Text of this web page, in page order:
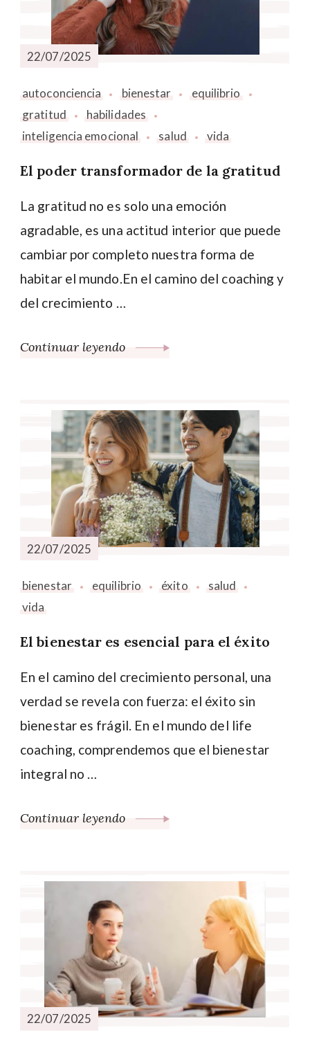
22/07/2025
autoconciencia bienestar
equilibrio
gratitud
habilidades
inteligencia emocional
salud vida
El poder transformador de la gratitud
La gratitud no es solo una emoción
agradable, es una actitud interior que puede
cambiar por completo nuestra forma de
habitar el mundo.En el camino del coaching y
del crecimiento …
Continuar leyendo
22/07/2025
bienestar equilibrio éxito
salud
vida
El bienestar es esencial para el éxito
En el camino del crecimiento personal, una
verdad se revela con fuerza: el éxito sin
bienestar es frágil. En el mundo del life
coaching, comprendemos que el bienestar
integral no …
Continuar leyendo
22/07/2025